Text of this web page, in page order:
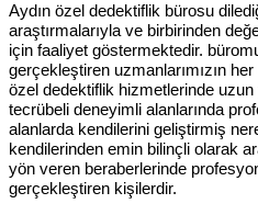
Aydın özel dedektiflik bürosu
araştırmalarıyla ve birbirinden
için faaliyet göstermektedir.
gerçekleştiren uzmanlarımızın
özel dedektiflik hizmetlerinde uzun
tecrübeli deneyimli alanlarında
alanlarda kendilerini geliştirmiş
kendilerinden emin bilinçli olarak
yön veren beraberlerinde
gerçekleştiren kişilerdir.